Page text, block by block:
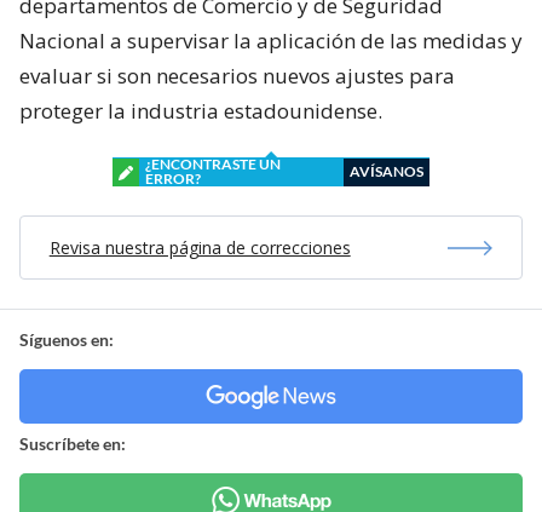
departamentos de Comercio y de Seguridad
Nacional a supervisar la aplicación de las medidas y
evaluar si son necesarios nuevos ajustes para
proteger la industria estadounidense.
¿ENCONTRASTE UN
ERROR?
AVÍSANOS
Revisa nuestra página de correcciones
Síguenos en:
Suscríbete en: